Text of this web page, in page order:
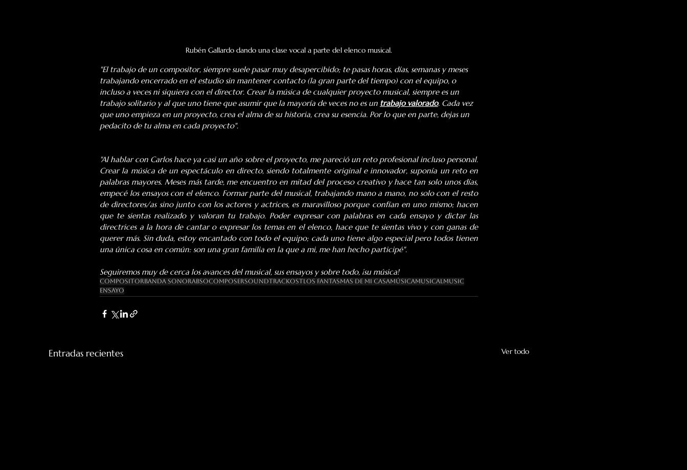
Rubén Gallardo dando una clase vocal a parte del elenco musical.
"El trabajo de un compositor, siempre suele pasar muy desapercibido; te pasas horas, días, semanas y meses
trabajando encerrado en el estudio sin mantener contacto (la gran parte del tiempo) con el equipo, o
incluso a veces ni siquiera con el director. Crear la música de cualquier proyecto musical, siempre es un
trabajo solitario y al que uno tiene que asumir que la mayoría de veces no es un trabajo valorado. Cada vez
que uno empieza en un proyecto, crea el alma de su historia, crea su esencia. Por lo que en parte, dejas un
pedacito de tu alma en cada proyecto".
"Al hablar con Carlos hace ya casi un año sobre el proyecto, me pareció un reto profesional incluso personal.
Crear la música de un espectáculo en directo, siendo totalmente original e innovador, suponía un reto en
palabras mayores. Meses más tarde, me encuentro en mitad del proceso creativo y hace tan solo unos días,
empecé los ensayos con el elenco. Formar parte del musical, trabajando mano a mano, no solo con el resto
de directores/as sino junto con los actores y actrices, es maravilloso porque confían en uno mismo; hacen
que te sientas realizado y valoran tu trabajo. Poder expresar con palabras en cada ensayo y dictar las
directrices a la hora de cantar o expresar los temas en el elenco, hace que te sientas vivo y con ganas de
querer más. Sin duda, estoy encantado con todo el equipo; cada uno tiene algo especial pero todos tienen
una única cosa en común: son una gran familia en la que a mi, me han hecho participé".
Seguiremos muy de cerca los avances del musical, sus ensayos y sobre todo, ¡su música!
CompositorBanda SonoraBSOComposerSoundtrackOSTLos Fantasmas De Mi CasaMúsicaMusicalMusic
Ensayo
Entradas recientes Ver todo